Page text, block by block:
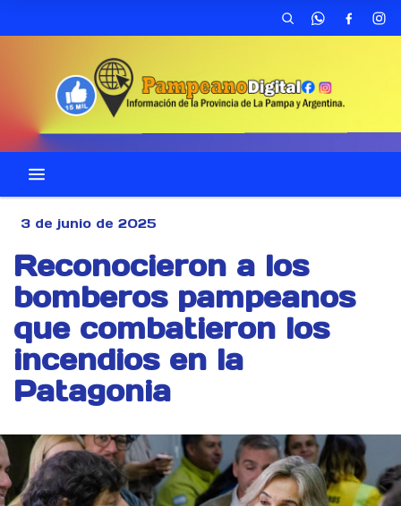
3 de junio de 2025
Reconocieron a los
bomberos pampeanos
que combatieron los
incendios en la
Patagonia